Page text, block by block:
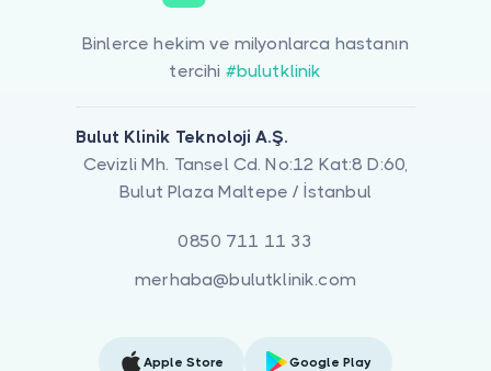
Binlerce hekim ve milyonlarca hastanın
tercihi #bulutklinik
Bulut Klinik Teknoloji A.Ş.
Cevizli Mh. Tansel Cd. No:12 Kat:8 D:60,
Bulut Plaza Maltepe / İstanbul
0850 711 11 33
merhaba@bulutklinik.com
Apple Store Google Play